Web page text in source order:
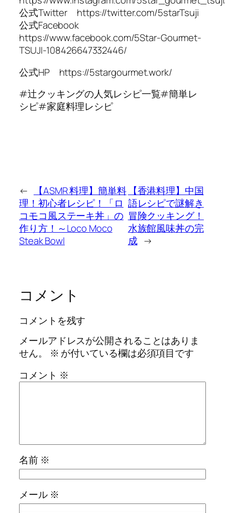
公式Twitter https://twitter.com/5starTsuji
公式Facebook
https://www.facebook.com/5Star-Gourmet-
TSUJI-108426647332446/
公式HP https://5stargourmet.work/
#辻クッキングの人気レシピ一覧#簡単レ
シピ#家庭料理レシピ
←
【ASMR 料理】簡単料
理！初心者レシピ！「ロ
コモコ風ステーキ丼」の
作り方！～Loco Moco
Steak Bowl
【香港料理】中国
語レシピで謎解き
冒険クッキング！
水族館風味丼の完
成 →
コメント
コメントを残す
メールアドレスが公開されることはありま
せん。
※ が付いている欄は必須項目です
コメント ※
名前 ※
メール ※